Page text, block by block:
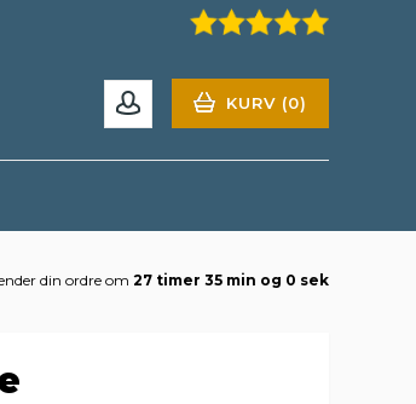
KURV (0)
din ordre om27 timer 34 min og 59 sek